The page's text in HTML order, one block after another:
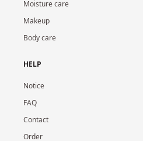
Moisture care
Makeup
Body care
HELP
Notice
FAQ
Contact
Order